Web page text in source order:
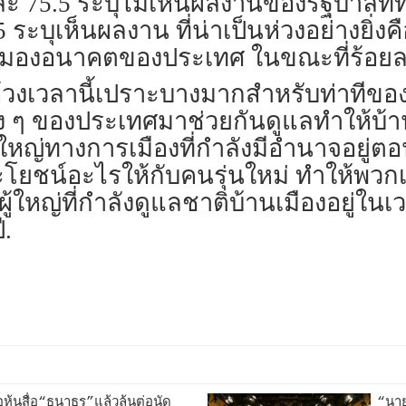
ะบุเห็นผลงาน ที่น่าเป็นห่วงอย่างยิ่ง
งอนาคตของประเทศ ในขณะที่ร้อย
งเวลานี้เปราะบางมากสำหรับท่าทีข
ของประเทศมาช่วยกันดูแลทำให้บ้
หญ่ทางการเมืองที่กำลังมีอำนาจอยู่ต
ยชน์อะไรให้กับคนรุ่นใหม่ ทำให้พวก
ใหญ่ที่กำลังดูแลชาติบ้านเมืองอยู่ในเ
นสื่อ“ธนาธร”แล้วลุ้นต่อนัด “นา